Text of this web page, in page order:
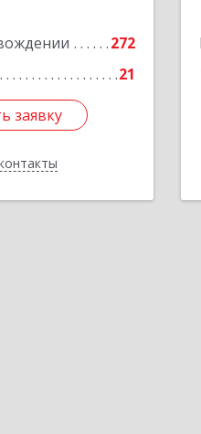
272
21
заявку
Подробнее
заявку